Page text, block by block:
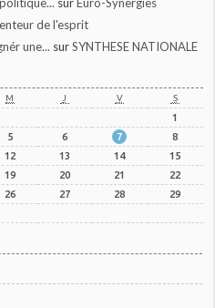
de l'esprit
une... surSYNTHESE NATIONALE
M J V S
1
5 6 7
8
12 13 14
15
19 20 21
22
26 27 28
29